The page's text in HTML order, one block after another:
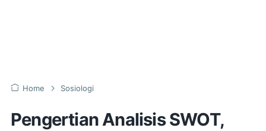
Home Sosiologi
Pengertian Analisis SWOT,